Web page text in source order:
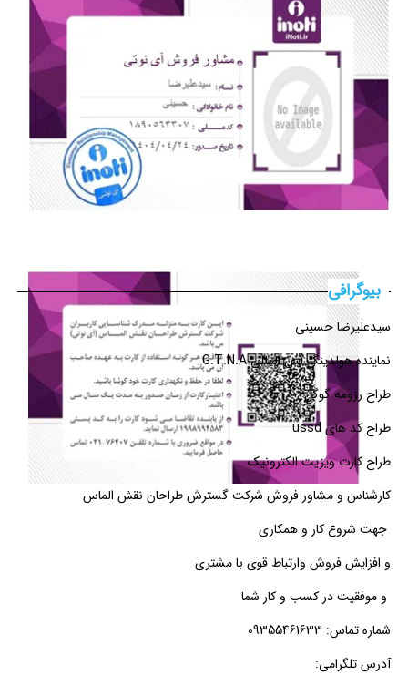
بیوگرافی
سیدعلیرضا حسینی
نماینده هولدینگ بین المللی G.T.N.A
طراح رزومه گوگل
طراح کد های ussd
طراح کارت ویزیت الکترونیک
کارشناس و مشاور فروش شرکت گسترش طراحان نقش الماس
جهت شروع کار و همکاری
و افزایش فروش وارتباط قوی با مشتری
و موفقیت در کسب و کار شما
شماره تماس: 09355461633
آدرس تلگرامی: